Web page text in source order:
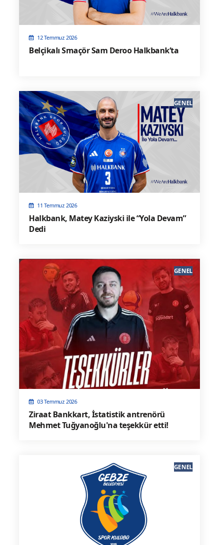
12 Temmuz 2026
Belçikalı Smaçör Sam Deroo Halkbank’ta
11 Temmuz 2026
Halkbank, Matey Kaziyski ile “Yola Devam”
Dedi
GENEL
03 Temmuz 2026
Ziraat Bankkart, İstatistik antrenörü
Mehmet Tuğyanoğlu'na teşekkür etti!
GENEL
GENEL